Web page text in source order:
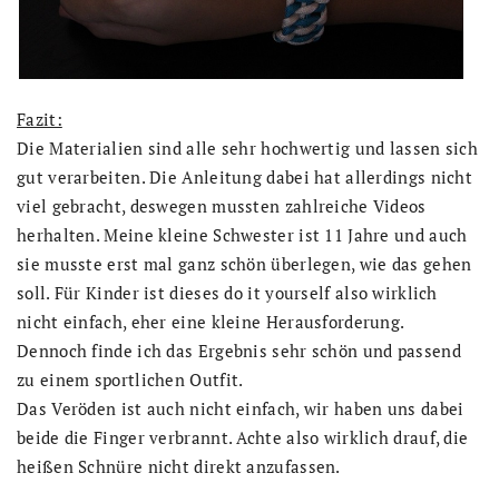
Fazit:
Die Materialien sind alle sehr hochwertig und lassen sich
gut verarbeiten. Die Anleitung dabei hat allerdings nicht
viel gebracht, deswegen mussten zahlreiche Videos
herhalten. Meine kleine Schwester ist 11 Jahre und auch
sie musste erst mal ganz schön überlegen, wie das gehen
soll. Für Kinder ist dieses do it yourself also wirklich
nicht einfach, eher eine kleine Herausforderung.
Dennoch finde ich das Ergebnis sehr schön und passend
zu einem sportlichen Outfit.
Das Veröden ist auch nicht einfach, wir haben uns dabei
beide die Finger verbrannt. Achte also wirklich drauf, die
heißen Schnüre nicht direkt anzufassen.